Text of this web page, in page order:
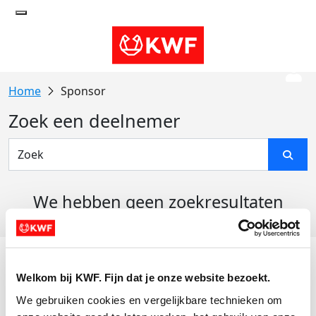
Welkom bij KWF. Fijn dat je onze website bezoekt.
We gebruiken cookies en vergelijkbare technieken om
Sponsor
Zoek een deelnemer
We hebben geen zoekresultaten
Actiematerialen
Evenementen